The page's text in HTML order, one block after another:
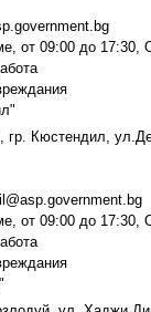
от 09:00 до
Кюстендил,
от 09:00 до